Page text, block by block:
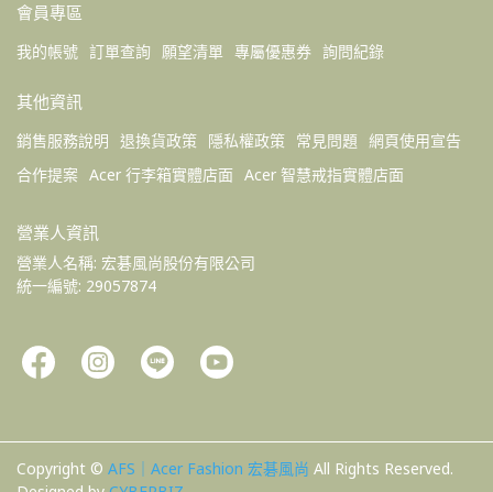
會員專區
我的帳號 訂單查詢 願望清單 專屬優惠券 詢問紀錄
其他資訊
銷售服務說明 退換貨政策 隱私權政策 常見問題 網頁使用宣告
合作提案 Acer 行李箱實體店面 Acer 智慧戒指實體店面
營業人資訊
營業人名稱: 宏碁風尚股份有限公司
統一編號: 29057874
Copyright © AFS｜Acer Fashion 宏碁風尚 All Rights Reserved.